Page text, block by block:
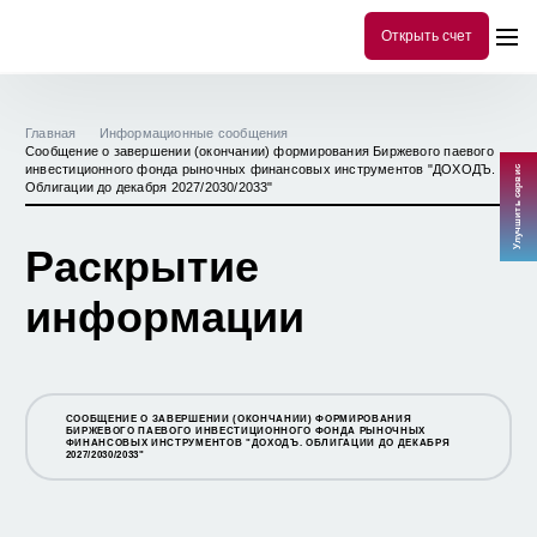
Открыть счет
Главная
Информационные сообщения
Сообщение о завершении (окончании) формирования Биржевого паевого
инвестиционного фонда рыночных финансовых инструментов "ДОХОДЪ.
Облигации до декабря 2027/2030/2033"
Раскрытие
информации
СООБЩЕНИЕ О ЗАВЕРШЕНИИ (ОКОНЧАНИИ) ФОРМИРОВАНИЯ
БИРЖЕВОГО ПАЕВОГО ИНВЕСТИЦИОННОГО ФОНДА РЫНОЧНЫХ
ФИНАНСОВЫХ ИНСТРУМЕНТОВ "ДОХОДЪ. ОБЛИГАЦИИ ДО ДЕКАБРЯ
2027/2030/2033"
Улучшить сервис